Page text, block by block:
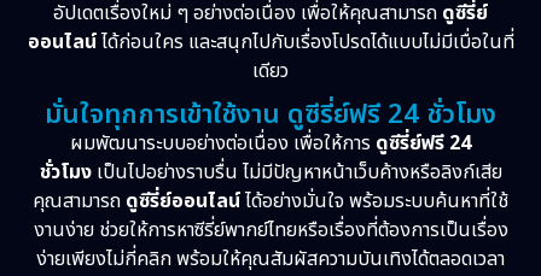
Psychological จิตวิทยา (29)
Revenge
Romance โรแมนติก (76)
Sci-Fi วิทยาศาสตร์ (6)
Science (1)
อัปเดตเรื่องใหม่ ๆ อย่างต่อเนื่อง เพื่อให้คุณสามารถ ดูซีรี่ย์
ออนไลน์ได้ก่อนใคร และสนุกไปกับเรื่องโปรดได้แบบไม่มีเบื่อในที่
เดียว
มั่นใจทุกการเข้าใช้งาน ดูซีรี่ย์ฟรี 24 ชั่วโมง
ผมพัฒนาระบบอย่างต่อเนื่อง เพื่อให้การ ดูซีรี่ย์ฟรี 24
ชั่วโมงเป็นไปอย่างราบรื่น ไม่มีปัญหาหน้าเว็บค้างหรือลิงก์เสีย
คุณสามารถ ดูซีรี่ย์ออนไลน์ได้อย่างมั่นใจ พร้อมระบบค้นหาที่ใช้
งานง่าย ช่วยให้การหาซีรี่ย์พากย์ไทยหรือเรื่องที่ต้องการเป็นเรื่อง
ง่ายเพียงไม่กี่คลิก พร้อมให้คุณสัมผัสความบันเทิงได้ตลอดเวลา